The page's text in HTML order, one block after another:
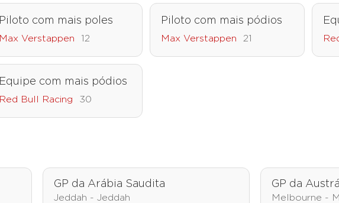
Piloto com mais poles
Max Verstappen 12
Piloto com mais pódios
Max Verstappen 21
Equipe com mais pódios
Red Bull Racing 30
GP da Arábia Saudita
Jeddah - Jeddah
GP da
Melbourne -